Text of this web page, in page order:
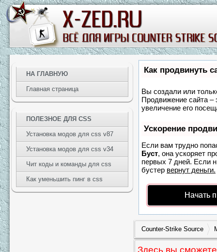
Как продвинуть
Вы создали или
Продвижение сайта –
увеличение его
Ускорение
Если вам трудно
Буст, она ускоряет
первых 7 дней. Если
бустер вернут деньги.
Начать
Counter-Strike Source
Здесь вы
НА ГЛАВНУЮ
Главная страница
ПОЛЕЗНОЕ ДЛЯ CSS
Установка модов для css v87
Установка модов для css v34
Чит коды и команды для css
Как уменьшить пинг в css